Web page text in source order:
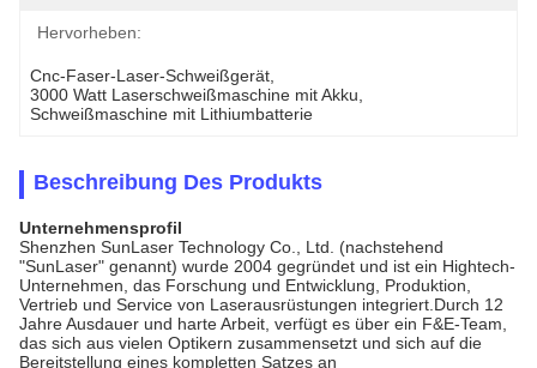
Hervorheben:
Cnc-Faser-Laser-Schweißgerät
3000 Watt Laserschweißmaschine mit Akku
Schweißmaschine mit Lithiumbatterie
Beschreibung Des Produkts
Unternehmensprofil
Shenzhen SunLaser Technology Co., Ltd. (nachstehend
"SunLaser" genannt) wurde 2004 gegründet und ist ein Hightech-
Unternehmen, das Forschung und Entwicklung, Produktion,
Vertrieb und Service von Laserausrüstungen integriert.Durch 12
Jahre Ausdauer und harte Arbeit, verfügt es über ein F&E-Team,
das sich aus vielen Optikern zusammensetzt und sich auf die
Bereitstellung eines kompletten Satzes an